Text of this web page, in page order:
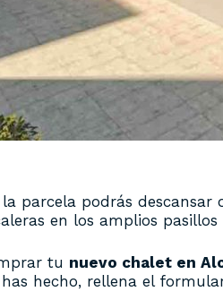
parcela podrás
en los amplios
tu nuevo chalet en
hecho, rellena el